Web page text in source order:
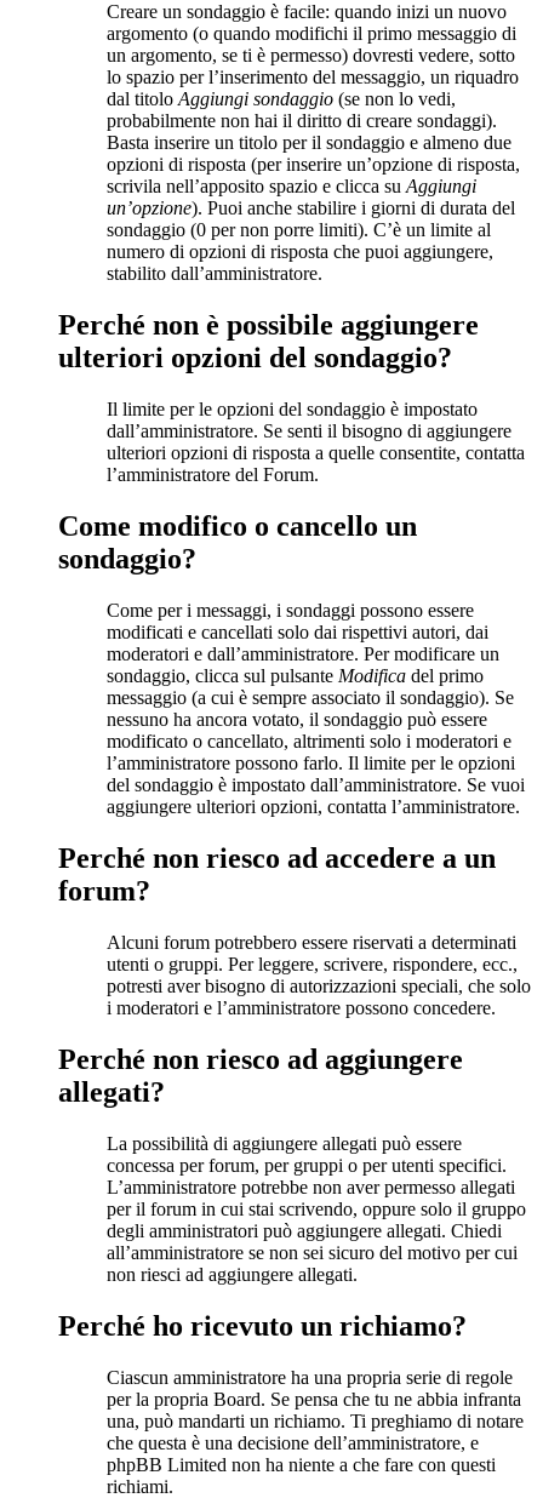
Creare un sondaggio è facile: quando inizi un nuovo
argomento (o quando modifichi il primo messaggio di
un argomento, se ti è permesso) dovresti vedere, sotto
lo spazio per l’inserimento del messaggio, un riquadro
dal titoloAggiungi sondaggio (se non lo vedi,
probabilmente non hai il diritto di creare sondaggi).
Basta inserire un titolo per il sondaggio e almeno due
opzioni di risposta (per inserire un’opzione di risposta,
scrivila nell’apposito spazio e clicca suAggiungi
un’opzione). Puoi anche stabilire i giorni di durata del
sondaggio (0 per non porre limiti). C’è un limite al
numero di opzioni di risposta che puoi aggiungere,
stabilito dall’amministratore.
Perché non è possibile aggiungere
ulteriori opzioni del sondaggio?
Il limite per le opzioni del sondaggio è impostato
dall’amministratore. Se senti il bisogno di aggiungere
ulteriori opzioni di risposta a quelle consentite, contatta
l’amministratore del Forum.
Come modifico o cancello un
sondaggio?
Come per i messaggi, i sondaggi possono essere
modificati e cancellati solo dai rispettivi autori, dai
moderatori e dall’amministratore. Per modificare un
sondaggio, clicca sul pulsante Modifica del primo
messaggio (a cui è sempre associato il sondaggio). Se
nessuno ha ancora votato, il sondaggio può essere
modificato o cancellato, altrimenti solo i moderatori e
l’amministratore possono farlo. Il limite per le opzioni
del sondaggio è impostato dall’amministratore. Se vuoi
aggiungere ulteriori opzioni, contatta l’amministratore.
Perché non riesco ad accedere a un
forum?
Alcuni forum potrebbero essere riservati a determinati
utenti o gruppi. Per leggere, scrivere, rispondere, ecc.,
potresti aver bisogno di autorizzazioni speciali, che solo
i moderatori e l’amministratore possono concedere.
Perché non riesco ad aggiungere
allegati?
La possibilità di aggiungere allegati può essere
concessa per forum, per gruppi o per utenti specifici.
L’amministratore potrebbe non aver permesso allegati
per il forum in cui stai scrivendo, oppure solo il gruppo
degli amministratori può aggiungere allegati. Chiedi
all’amministratore se non sei sicuro del motivo per cui
non riesci ad aggiungere allegati.
Perché ho ricevuto un richiamo?
Ciascun amministratore ha una propria serie di regole
per la propria Board. Se pensa che tu ne abbia infranta
una, può mandarti un richiamo. Ti preghiamo di notare
che questa è una decisione dell’amministratore, e
phpBB Limited non ha niente a che fare con questi
richiami.